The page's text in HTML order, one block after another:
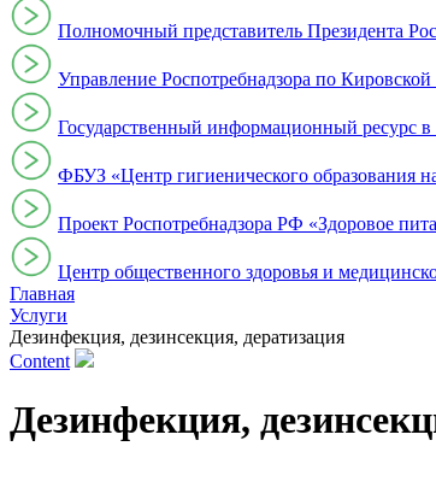
Полномочный представитель Президента
Управление Роспотребнадзора по Кировской
Государственный информационный ресурс в
ФБУЗ «Центр гигиенического образования
Проект Роспотребнадзора РФ «Здоровое
Центр общественного здоровья и
Главная
Услуги
Дезинфекция, дезинсекция, дератизация
Content
Дезинфекция,